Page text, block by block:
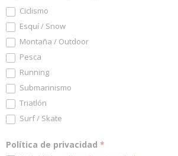
Ciclismo
Esquí / Snow
Montaña / Outdoor
Pesca
Running
Submarinismo
Triatlón
Surf / Skate
Política de privacidad *